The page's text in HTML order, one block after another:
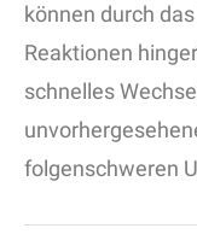
können durch
Reaktionen
schnelles
folgenschweren